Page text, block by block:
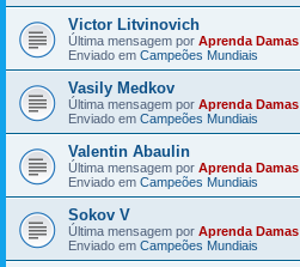
Victor Litvinovich
Última mensagem por Aprenda Damas
Enviado em Campeões Mundiais
Vasily Medkov
Última mensagem por Aprenda Damas
Enviado em Campeões Mundiais
Valentin Abaulin
Última mensagem por Aprenda Damas
Enviado em Campeões Mundiais
Sokov V
Última mensagem por Aprenda Damas
Enviado em Campeões Mundiais